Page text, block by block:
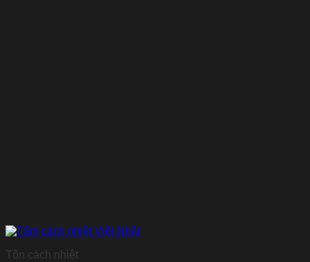
Tôn cách nhiệt